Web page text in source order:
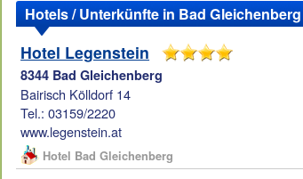
Hotels / Unterkünfte in Bad Gleichenberg
Hotel Legenstein
8344 Bad Gleichenberg
Bairisch Kölldorf 14
Tel.: 03159/2220
www.legenstein.at
Hotel Bad Gleichenberg